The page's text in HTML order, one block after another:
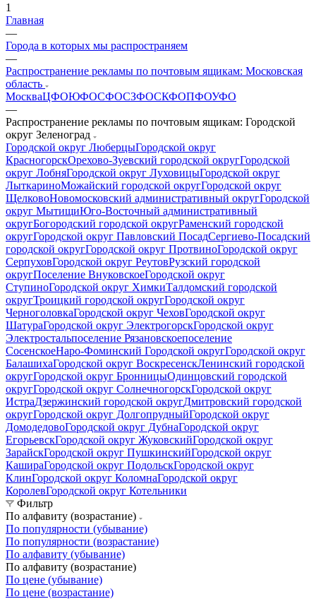
1
Главная
—
Города в которых мы распространяем
—
Распространение рекламы по почтовым ящикам: Московская
область
МоскваЦФОЮФОСФОСЗФОСКФОПФОУФО
—
Распространение рекламы по почтовым ящикам: Городской
округ Зеленоград
Городской округ ЛюберцыГородской округ
КрасногорскОрехово-Зуевский городской округГородской
округ ЛобняГородской округ ЛуховицыГородской округ
ЛыткариноМожайский городской округГородской округ
ЩелковоНовомосковский административный округГородской
округ МытищиЮго-Восточный административный
округБогородский городской округРаменский городской
округГородской округ Павловский ПосадСергиево-Посадский
городской округГородской округ ПротвиноГородской округ
СерпуховГородской округ РеутовРузский городской
округПоселение ВнуковскоеГородской округ
СтупиноГородской округ ХимкиТалдомский городской
округТроицкий городской округГородской округ
ЧерноголовкаГородской округ ЧеховГородской округ
ШатураГородской округ ЭлектрогорскГородской округ
Электростальпоселение Рязановскоепоселение
СосенскоеНаро-Фоминский Городской округГородской округ
БалашихаГородской округ ВоскресенскЛенинский городской
округГородской округ БронницыОдинцовский городской
округГородской округ СолнечногорскГородской округ
ИстраДзержинский городской округДмитровский городской
округГородской округ ДолгопрудныйГородской округ
ДомодедовоГородской округ ДубнаГородской округ
ЕгорьевскГородской округ ЖуковскийГородской округ
ЗарайскГородской округ ПушкинскийГородской округ
КашираГородской округ ПодольскГородской округ
КлинГородской округ КоломнаГородской округ
КоролевГородской округ Котельники
Фильтр
По алфавиту (возрастание)
По популярности (убывание)
По популярности (возрастание)
По алфавиту (убывание)
По алфавиту (возрастание)
По цене (убывание)
По цене (возрастание)